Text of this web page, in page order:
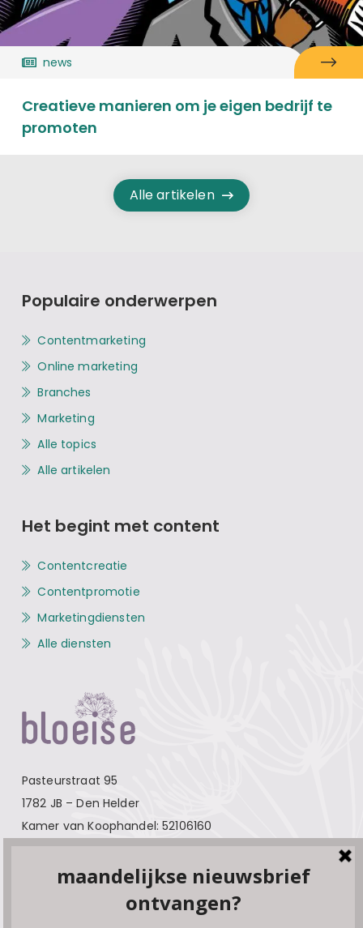
news
Creatieve manieren om je eigen bedrijf te
promoten
Alle artikelen
Pasteurstraat 95
1782 JB – Den Helder
Kamer van Koophandel: 52106160
Over Bloeise
Populaire onderwerpen
Contentmarketing
Online marketing
Branches
Marketing
Alle topics
Alle artikelen
Het begint met content
Contentcreatie
Contentpromotie
Marketingdiensten
Alle diensten